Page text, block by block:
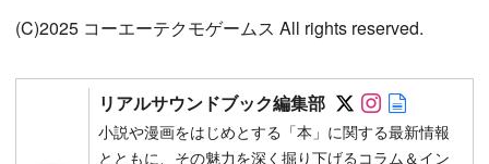
(C)2025 コーエーテクモゲームス All rights reserved.
リアルサウンドブック編集部 Follow on
Follow on
小説や漫画をはじめとする「本」に関する最新情報
とともに、その魅力を深く掘り下げるコラム＆イン